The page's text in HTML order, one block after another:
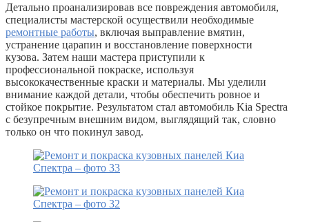
Детально проанализировав все повреждения автомобиля,
специалисты мастерской осуществили необходимые
ремонтные работы, включая выправление вмятин,
устранение царапин и восстановление поверхности
кузова. Затем наши мастера приступили к
профессиональной покраске, используя
высококачественные краски и материалы. Мы уделили
внимание каждой детали, чтобы обеспечить ровное и
стойкое покрытие. Результатом стал автомобиль Kia Spectra
с безупречным внешним видом, выглядящий так, словно
только он что покинул завод.